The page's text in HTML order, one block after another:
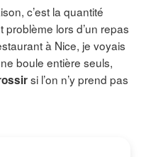
c’est la quantité
lors d’un repas
à Nice, je voyais
boule entière seuls,
si l’on n’y prend pas